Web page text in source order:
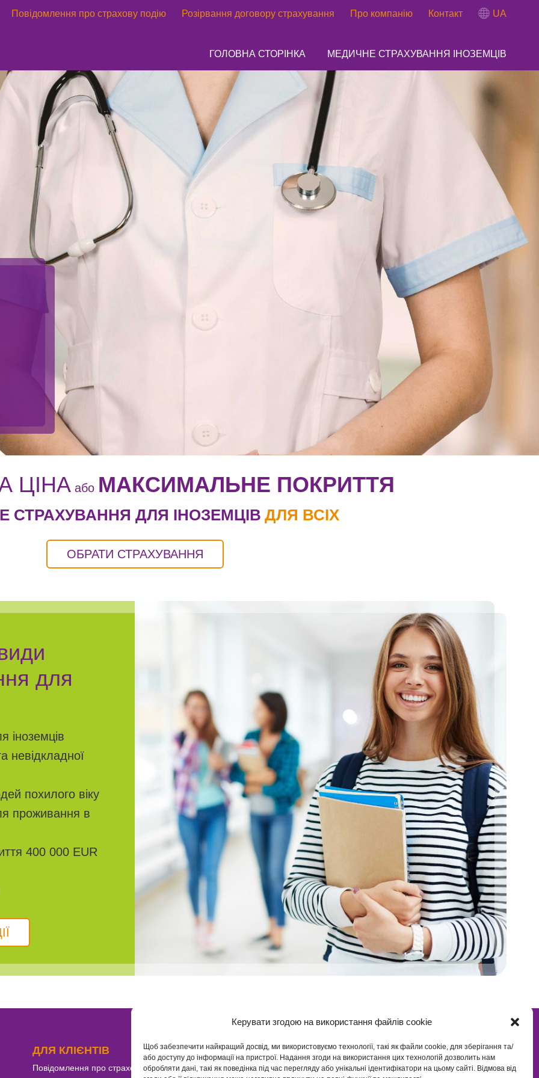
Керувати згодою на використання файлів cookie
Щоб забезпечити найкращий досвід, ми використовуємо технології, такі як файли cookie, для зберігання та/
або доступу до інформації на пристрої. Надання згоди на використання цих технологій дозволить нам
обробляти дані, такі як поведінка під час перегляду або унікальні ідентифікатори на цьому сайті. Відмова від
Повідомлення про страхову подію Розірвання договору страхування Про компанію Контакт UA
ГОЛОВНА СТОРІНКА МЕДИЧНЕ СТРАХУВАННЯ ІНОЗЕМЦІВ
ЦІНА або МАКСИМАЛЬНЕ ПОКРИТТЯ
СТРАХУВАННЯ ДЛЯ ІНОЗЕМЦІВ ДЛЯ ВСІХ
ОБРАТИ СТРАХУВАННЯ
для
іноземців
невідкладної
похилого віку
проживання в
400 000 EUR
ДЛЯ КЛІЄНТІВ
Повідомлення про страхову подію
VITALITAS
Контакти